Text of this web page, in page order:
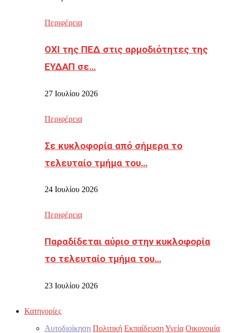
Περιφέρεια
ΟΧΙ της ΠΕΔ στις αρμοδιότητες της
ΕΥΔΑΠ σε…
27 Ιουλίου 2026
Περιφέρεια
Σε κυκλοφορία από σήμερα το
τελευταίο τμήμα του…
24 Ιουλίου 2026
Περιφέρεια
Παραδίδεται αύριο στην κυκλοφορία
το τελευταίο τμήμα του…
23 Ιουλίου 2026
Κατηγορίες
Αυτοδιοίκηση Πολιτική ΕκπαίδευσηΥγεία Οικονομία